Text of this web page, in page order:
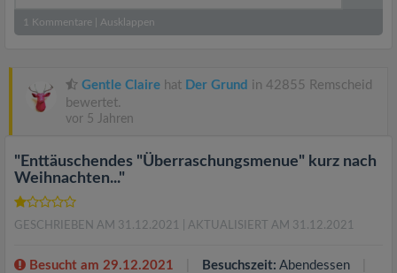
1 Kommentare Ausklappen
Gentle Claire hat Der Grund in 42855 Remscheid
bewertet.
vor 5 Jahren
"Enttäuschendes "Überraschungsmenue" kurz nach
Weihnachten..."
GESCHRIEBEN AM 31.12.2021 | AKTUALISIERT AM 31.12.2021
Besucht am 29.12.2021 Besuchszeit: Abendessen